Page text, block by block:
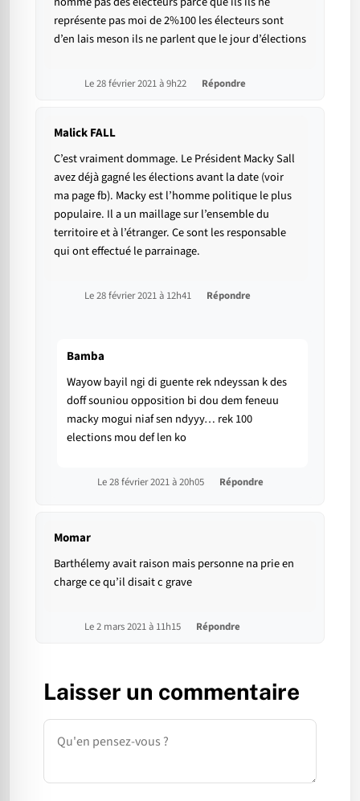
représente pas moi de 2%100 les électeurs sont
d’en lais meson ils ne parlent que le jour d’élections
Le 28 février 2021 à 9h22 Répondre
Malick FALL
C’est vraiment dommage. Le Président Macky Sall
avez déjà gagné les élections avant la date (voir
ma page fb). Macky est l’homme politique le plus
populaire. Il a un maillage sur l’ensemble du
territoire et à l’étranger. Ce sont les responsable
qui ont effectué le parrainage.
Le 28 février 2021 à 12h41 Répondre
Bamba
Wayow bayil ngi di guente rek ndeyssan k des
doff souniou opposition bi dou dem feneuu
macky mogui niaf sen ndyyy… rek 100
elections mou def len ko
Le 28 février 2021 à 20h05 Répondre
Momar
Barthélemy avait raison mais personne na prie en
charge ce qu’il disait c grave
Le 2 mars 2021 à 11h15 Répondre
Laisser un commentaire
Commentaire